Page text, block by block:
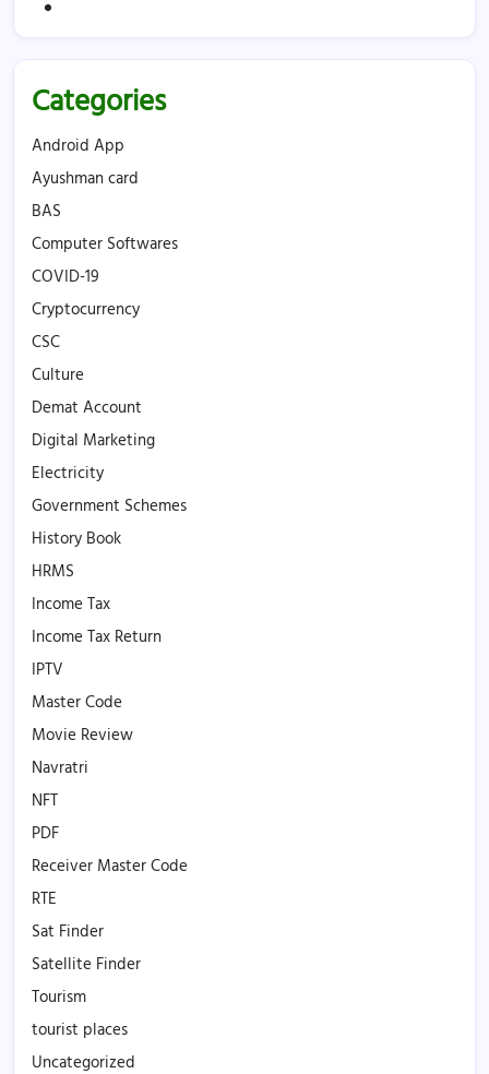
Categories
Android App
Ayushman card
BAS
Computer Softwares
COVID-19
Cryptocurrency
CSC
Culture
Demat Account
Digital Marketing
Electricity
Government Schemes
History Book
HRMS
Income Tax
Income Tax Return
IPTV
Master Code
Movie Review
Navratri
NFT
PDF
Receiver Master Code
RTE
Sat Finder
Satellite Finder
Tourism
tourist places
Uncategorized